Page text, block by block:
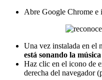
Abre Google Chrome e
Una vez instalada en el
está sonando la música
Haz clic en el icono de
derecha del navegador